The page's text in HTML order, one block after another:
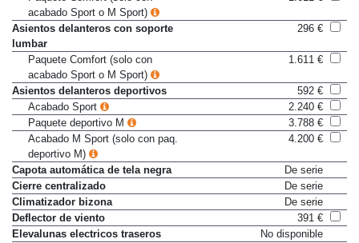
acabado Sport o M Sport)
Asientos delanteros con soporte
lumbar
296 €
Paquete Comfort (solo con
acabado Sport o M Sport)
1.611 €
Asientos delanteros deportivos
592 €
Acabado Sport
2.240 €
Paquete deportivo M
3.788 €
Acabado M Sport (solo con paq.
deportivo M)
4.200 €
Capota automática de tela negra
De serie
Cierre centralizado
De serie
Climatizador bizona
De serie
Deflector de viento
391 €
Elevalunas electricos traseros
No disponible